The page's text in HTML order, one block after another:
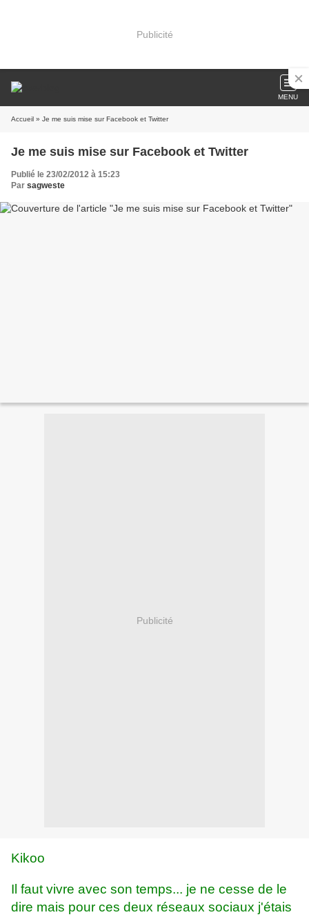
Publicité
MENU
Accueil » Je me suis mise sur Facebook et Twitter
Je me suis mise sur Facebook et Twitter
Publié le 23/02/2012 à 15:23
Par sagweste
Publicité
Kikoo
Il faut vivre avec son temps... je ne cesse de le
dire mais pour ces deux réseaux sociaux j'étais